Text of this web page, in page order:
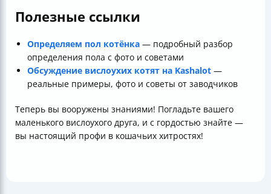
Полезные ссылки
Определяем пол котёнка — подробный разбор
определения пола с фото и советами
Обсуждение вислоухих котят на Kashalot —
реальные примеры, фото и советы от заводчиков
Теперь вы вооружены знаниями! Погладьте вашего
маленького вислоухого друга, и с гордостью знайте —
вы настоящий профи в кошачьих хитростях!